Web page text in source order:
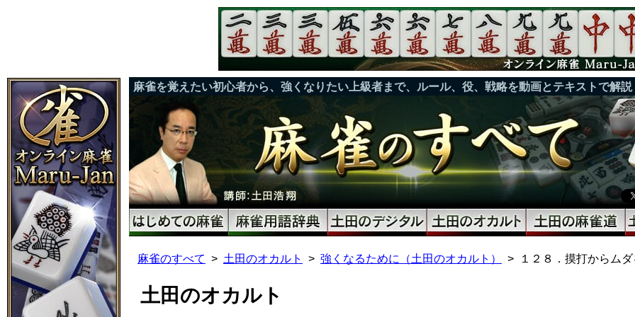
麻雀を覚えたい初心者から、強くなりたい上級者まで、ルール、役、戦略を動画とテキストで解説
麻雀のすべて 土田のオカルト 強くなるために（土田のオカルト） １２８．摸打からム
土田のオカルト